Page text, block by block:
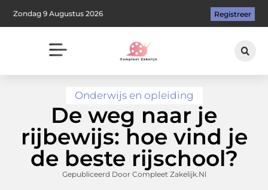
Zondag 9 Augustus 2026 Registreer
Onderwijs en opleiding
De weg naar je
rijbewijs: hoe vind je
de beste rijschool?
Gepubliceerd Door Compleet Zakelijk.nl